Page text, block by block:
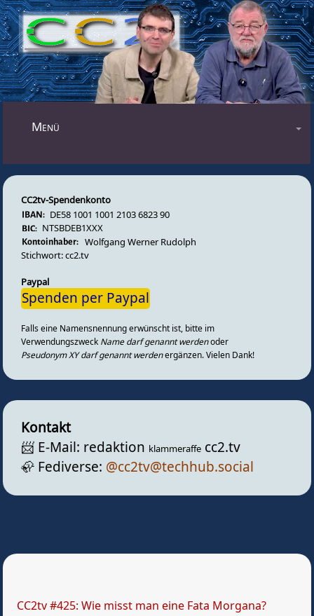
Mastodon
Menü
Videosendungen
Forum
Impressum
Gästebuch
CC2tv-Spendenkonto
DE58 1001 1001 2103 6823 90
NTSBDEB1XXX
Wolfgang Werner Rudolph
Stichwort: cc2.tv
Paypal
Spenden per Paypal
Falls eine Namensnennung erwünscht ist, bitte im
Verwendungszweck Name darf genannt werdenoder
Pseudonym XY darf genannt werdenergänzen. Vielen Dank!
Kontakt
📨️ E-Mail: redaktion klammeraffe cc2.tv
🦣️ Fediverse: @cc2tv@techhub.social
CC2tv #425: Wie misst man eine Fata Morgana?